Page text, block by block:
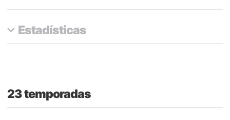
Estadísticas
23 temporadas